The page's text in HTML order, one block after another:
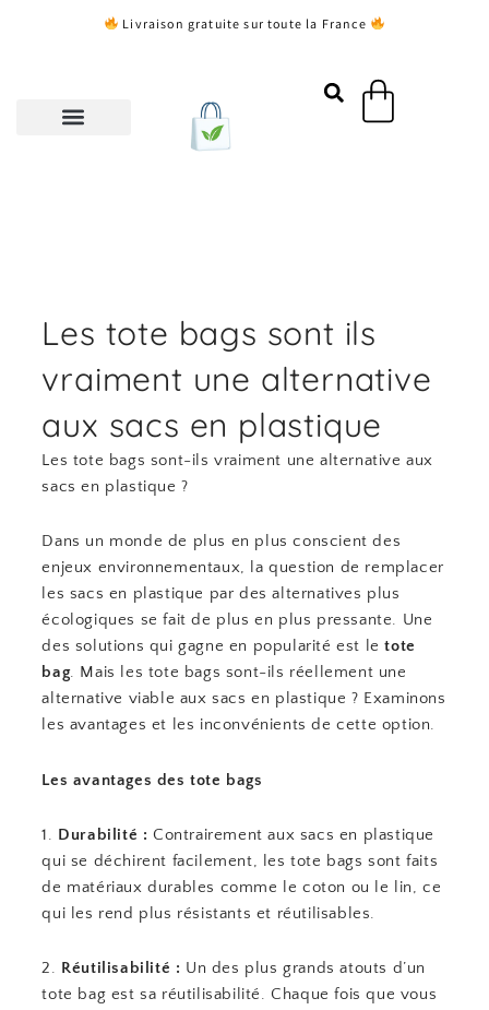
Livraison gratuite sur toute la France
Panier
Les tote bags sont ils
vraiment une alternative
aux sacs en plastique
Les tote bags sont-ils vraiment une alternative aux
sacs en plastique ?
Dans un monde de plus en plus conscient des
enjeux environnementaux, la question de remplacer
les sacs en plastique par des alternatives plus
écologiques se fait de plus en plus pressante. Une
des solutions qui gagne en popularité est letote
bag. Mais les tote bags sont-ils réellement une
alternative viable aux sacs en plastique ? Examinons
les avantages et les inconvénients de cette option.
Les avantages des tote bags
1. Durabilité : Contrairement aux sacs en plastique
qui se déchirent facilement, les tote bags sont faits
de matériaux durables comme le coton ou le lin, ce
qui les rend plus résistants et réutilisables.
2. Réutilisabilité : Un des plus grands atouts d’un
tote bag est sa réutilisabilité. Chaque fois que vous